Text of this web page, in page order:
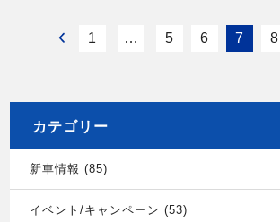
1 … 5 6 7 8
カテゴリー
新車情報 (85)
イベント/キャンペーン (53)